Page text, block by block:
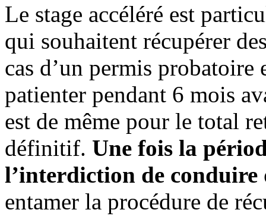
Le stage accéléré est
qui souhaitent récupérer
cas d’un permis
patienter pendant 6 mois
est de même pour le total
définitif. Une fois la
l’interdiction de conduire
entamer la procédure de